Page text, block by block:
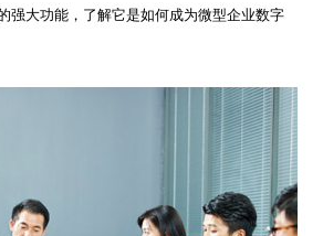
强大功能，了解它是如何成为微型企业数字